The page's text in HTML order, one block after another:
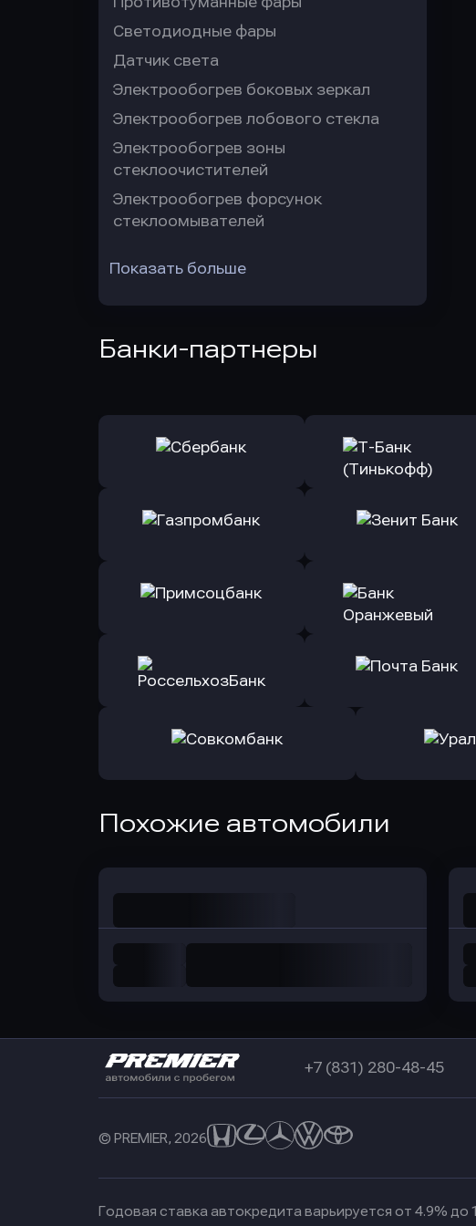
Светодиодные фары
Датчик света
Электрообогрев боковых зеркал
Электрообогрев лобового стекла
Электрообогрев зоны
стеклоочистителей
Электрообогрев форсунок
стеклоомывателей
Показать больше
Банки-партнеры
Оправить заявку
Оправить заявку
Оправить заявку
Оправить заявку
в Зенит Банк
Оправить заявку
в Примсоцбанк
Оправить заявку
Оправить заявку
Оправить заявку
в Совкомбанк
Похожие автомобили
+7 (831) 280-48-45
© PREMIER, 2026
Годовая ставка автокредита варьируется от 4.9%